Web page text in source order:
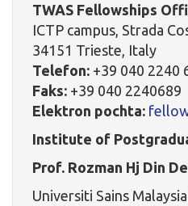
TWAS Fellowships
ICTP campus, Strada
34151 Trieste, Italy
Telefon: +39 040 2240
Faks: +39 040 2240689
Elektron pochta:
Institute of
Prof. Rozman Hj Din
Universiti Sains